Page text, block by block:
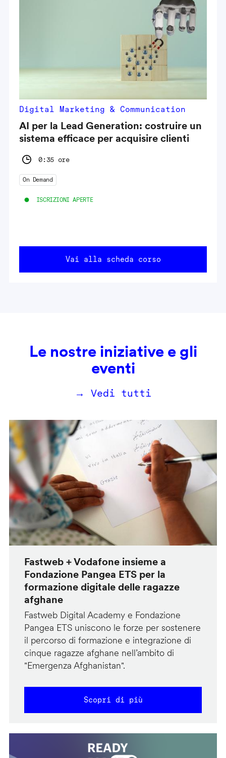
Digital Marketing & Communication
AI per la Lead Generation: costruire un
sistema efficace per acquisire clienti
0:35 ore
On Demand
ISCRIZIONI APERTE
Vai alla scheda corso
Le nostre iniziative e gli
eventi
→ Vedi tutti
Fastweb + Vodafone insieme a
Fondazione Pangea ETS per la
formazione digitale delle ragazze
afghane
Fastweb Digital Academy e Fondazione
Pangea ETS uniscono le forze per sostenere
il percorso di formazione e integrazione di
cinque ragazze afghane nell’ambito di
"Emergenza Afghanistan".
Scopri di più